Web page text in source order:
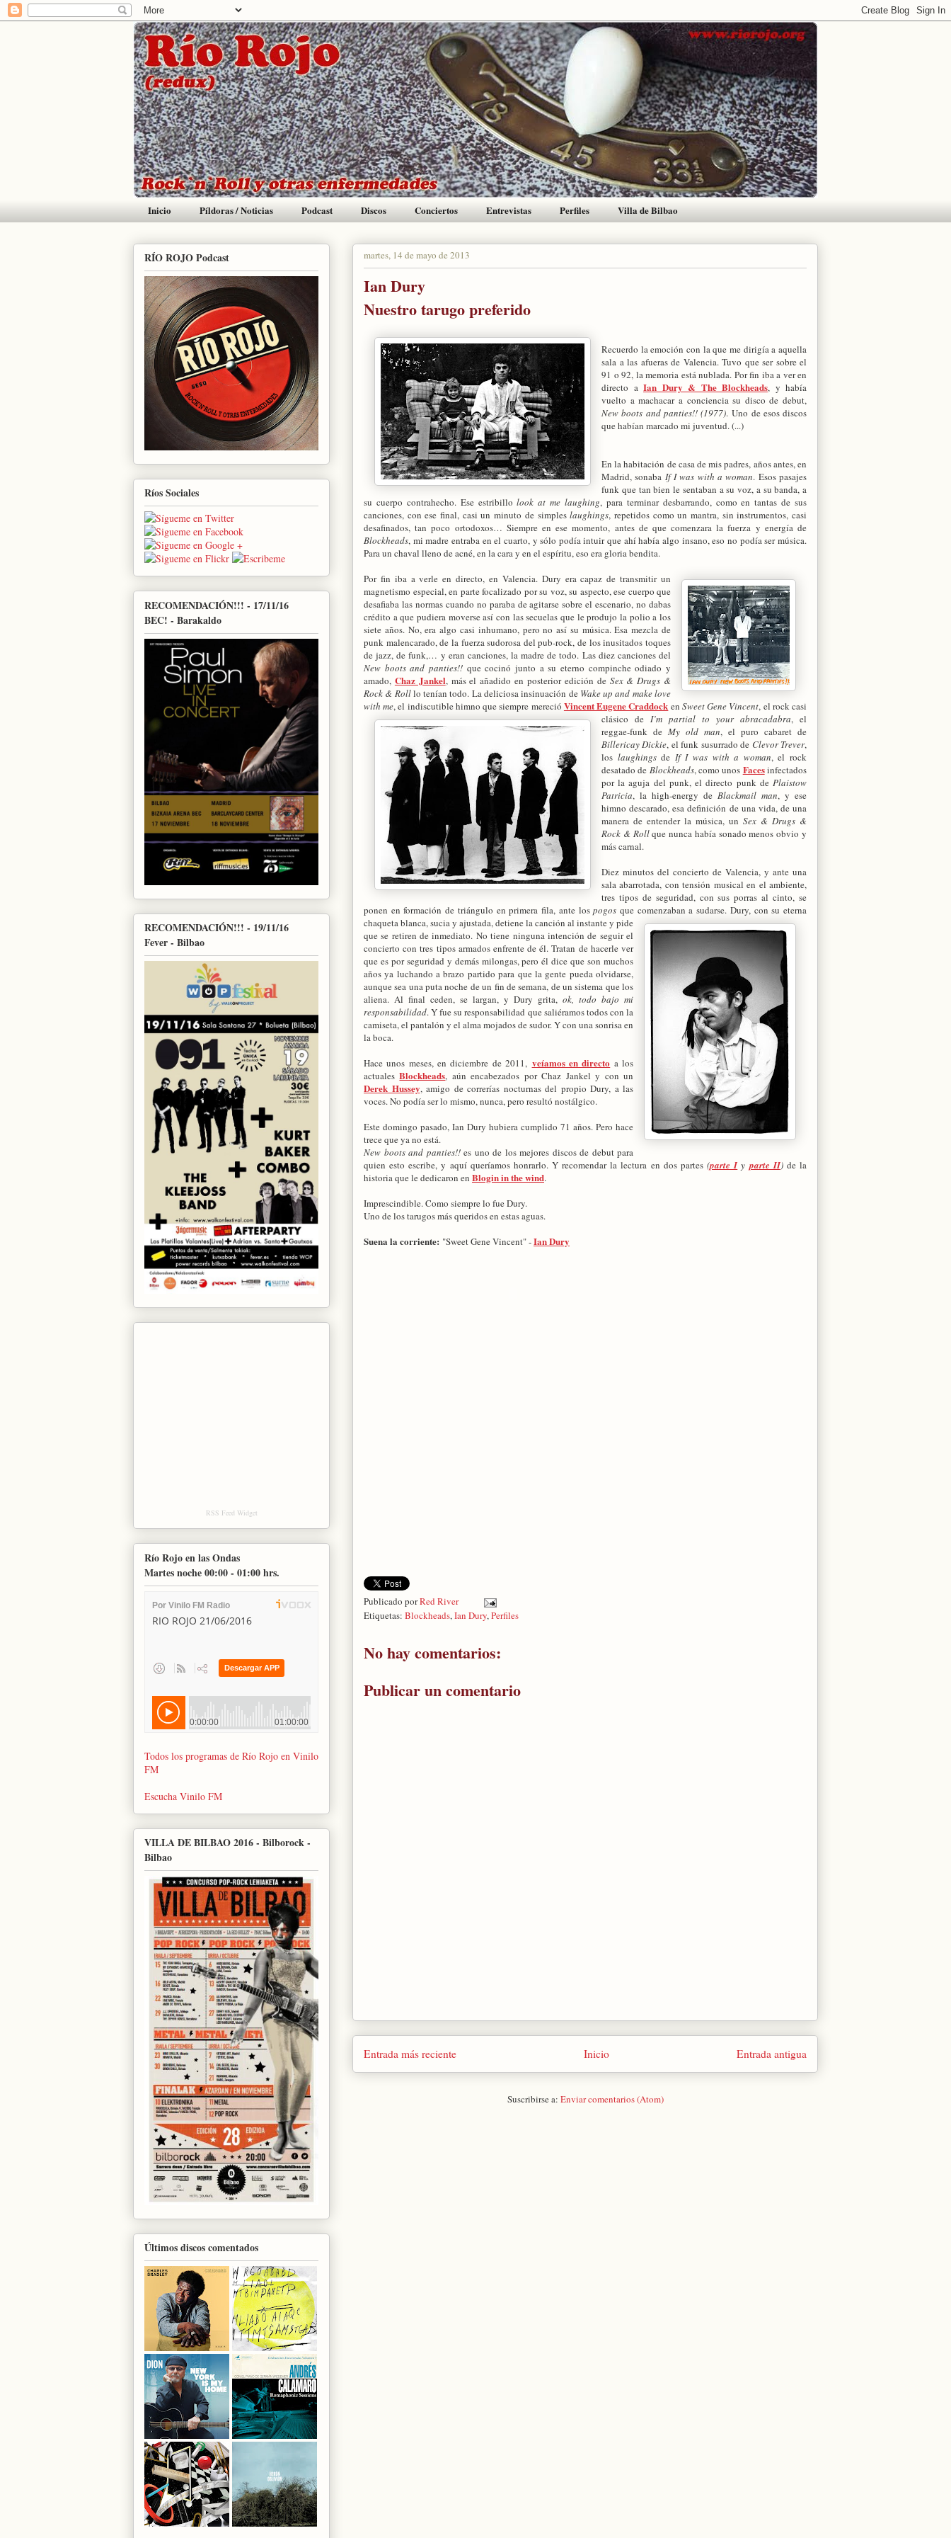
Inicio Píldoras / Noticias Podcast Discos Conciertos Entrevistas Perfiles Villa de Bilbao
martes, 14 de mayo de 2013
Ian Dury
Nuestro tarugo preferido
Recuerdo la emoción con la que me dirigía a aquella
sala a las afueras de Valencia. Tuvo que ser sobre el
91 o 92, la memoria está nublada. Por fin iba a ver en
directo a Ian Dury & The Blockheads, y había
vuelto a machacar a conciencia su disco de debut,
New boots and panties!! (1977). Uno de esos discos
que habían marcado mi juventud. (...)
En la habitación de casa de mis padres, años antes, en
Madrid, sonaba If I was with a woman. Esos pasajes
funk que tan bien le sentaban a su voz, a su banda, a
su cuerpo contrahecho. Ese estribillolook at me laughing, para terminar desbarrando, como en tantas de sus
canciones, con ese final, casi un minuto de simpleslaughings, repetidos como un mantra, sin instrumentos, casi
desafinados, tan poco ortodoxos… Siempre en ese momento, antes de que comenzara la fuerza y energía de
Blockheads, mi madre entraba en el cuarto, y sólo podía intuir que ahí había algo insano, eso no podía ser música.
Para un chaval lleno de acné, en la cara y en el espíritu, eso era gloria bendita.
Por fin iba a verle en directo, en Valencia. Dury era capaz de transmitir un
magnetismo especial, en parte focalizado por su voz, su aspecto, ese cuerpo que
desafiaba las normas cuando no paraba de agitarse sobre el escenario, no dabas
crédito a que pudiera moverse así con las secuelas que le produjo la polio a los
siete años. No, era algo casi inhumano, pero no así su música. Esa mezcla de
punk malencarado, de la fuerza sudorosa del pub-rock, de los inusitados toques
de jazz, de funk,… y eran canciones, la madre de todo. Las diez canciones del
New boots and panties!! que cocinó junto a su eterno compinche odiado y
amado, Chaz Jankel, más el añadido en posterior edición de Sex & Drugs &
Rock & Rolllo tenían todo. La deliciosa insinuación de Wake up and make love
with me, el indiscutible himno que siempre mereció Vincent Eugene Craddock en Sweet Gene Vincent, el rock casi
clásico de I’m partial to your abracadabra, el
reggae-funk de My old man, el puro cabaret de
Billericay Dickie, el funk susurrado de Clevor Trever,
los laughingsde If I was with a woman, el rock
desatado de Blockheads, como unos Facesinfectados
por la aguja del punk, el directo punk de Plaistow
Patricia, la high-energy de Blackmail man, y ese
himno descarado, esa definición de una vida, de una
manera de entender la música, un Sex & Drugs &
Rock & Rollque nunca había sonado menos obvio y
más carnal.
Diez minutos del concierto de Valencia, y ante una
sala abarrotada, con tensión musical en el ambiente,
tres tipos de seguridad, con sus porras al cinto, se
ponen en formación de triángulo en primera fila, ante lospogos que comenzaban a sudarse. Dury, con su eterna
chaqueta blanca, sucia y ajustada, detiene la canción al instante y pide
que se retiren de inmediato. No tiene ninguna intención de seguir el
concierto con tres tipos armados enfrente de él. Tratan de hacerle ver
que es por seguridad y demás milongas, pero él dice que son muchos
años ya luchando a brazo partido para que la gente pueda olvidarse,
aunque sea una puta noche de un fin de semana, de un sistema que los
aliena. Al final ceden, se largan, y Dury grita, ok, todo bajo mi
responsabilidad. Y fue su responsabilidad que saliéramos todos con la
camiseta, el pantalón y el alma mojados de sudor. Y con una sonrisa en
la boca.
Hace unos meses, en diciembre de 2011, veíamos en directo a los
actualesBlockheads, aún encabezados por Chaz Jankel y con un
Derek Hussey, amigo de correrías nocturnas del propio Dury, a las
voces. No podía ser lo mismo, nunca, pero resultó nostálgico.
Este domingo pasado, Ian Dury hubiera cumplido 71 años. Pero hace
trece que ya no está.
New boots and panties!!es uno de los mejores discos de debut para
quien esto escribe, y aquí queríamos honrarlo. Y recomendar la lectura en dos partes(parte I y parte II)de la
historia que le dedicaron en Blogin in the wind.
Imprescindible. Como siempre lo fue Dury.
Uno de los tarugos más queridos en estas aguas.
Suena la corriente: "Sweet Gene Vincent" -Ian Dury
Publicado porRed River
Etiquetas: Blockheads,Ian Dury,Perfiles
No hay comentarios:
Publicar un comentario
Entrada más reciente Entrada antigua
Inicio
Suscribirse a: Enviar comentarios (Atom)
RÍO ROJO Podcast
Ríos Sociales
RECOMENDACIÓN!!! - 17/11/16
BEC! - Barakaldo
RECOMENDACIÓN!!! - 19/11/16
Fever - Bilbao
RSS Feed Widget
Río Rojo en las Ondas
Martes noche 00:00 - 01:00 hrs.
Todos los programas de Río Rojo en Vinilo
FM
Escucha Vinilo FM
VILLA DE BILBAO 2016 - Bilborock -
Bilbao
Últimos discos comentados